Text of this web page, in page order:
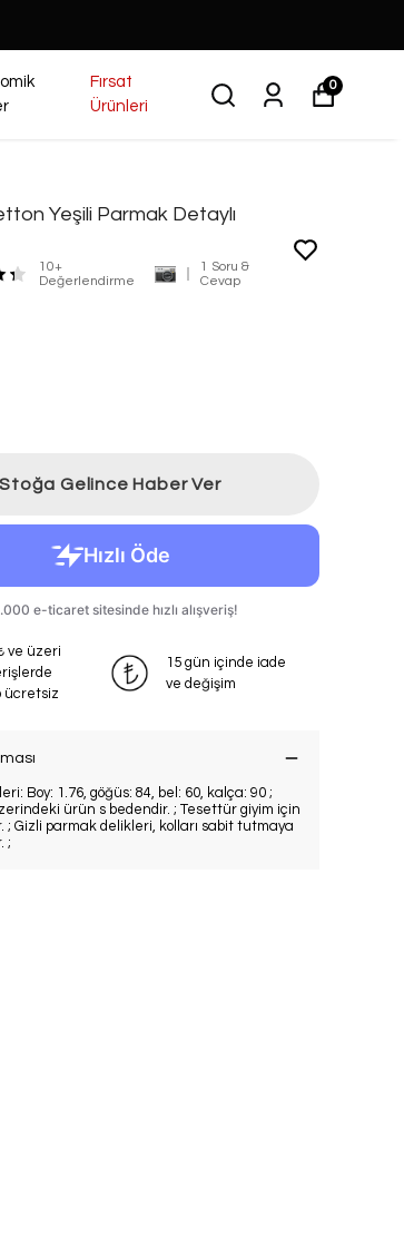
Fırsat
Ürünleri
0
Yeşili Parmak Detaylı
10+
Değerlendirme
1 Soru &
Cevap
Stoğa Gelince Haber Ver
ve üzeri
ücretsiz
15 gün içinde iade
ve değişim
Boy: 1.76, göğüs: 84, bel: 60, kalça: 90 ;
ürün s bedendir. ; Tesettür giyim için
; Gizli parmak delikleri, kolları sabit tutmaya
;